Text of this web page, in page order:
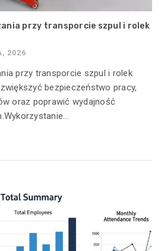
przy transporcie szpul i rolek
2026
przy transporcie szpul i rolek
bezpieczeństwo pracy,
oraz poprawić wydajność